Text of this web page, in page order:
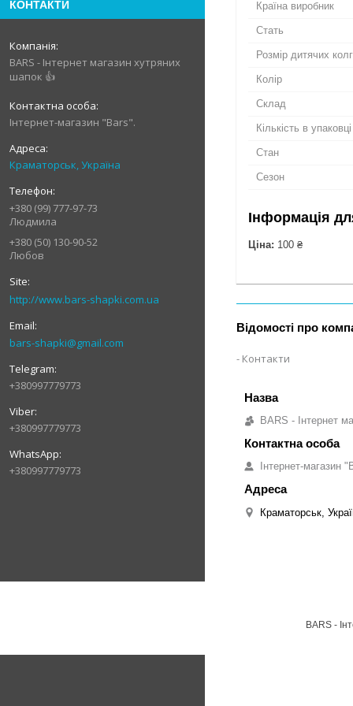
КОНТАКТИ
BARS - Інтернет магазин хутряних
шапок 👍
Інтернет-магазин "Bars".
Краматорськ, Україна
+380 (99) 777-97-73
Людмила
+380 (50) 130-90-52
Любов
http://www.bars-shapki.com.ua
bars-shapki@gmail.com
+380997779773
+380997779773
+380997779773
Країна виробник
Стать
Розмір дитячих
Колір
Склад
Кількість в упаковці
Стан
Сезон
Інформація
Ціна: 100 ₴
Відомості про
Контакти
BARS - Інтернет
Інтернет-магазин
Краматорськ,